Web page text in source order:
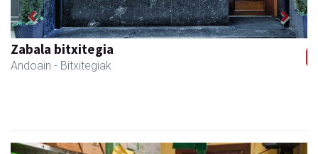
Zizurkilgo Udala
Zizurkil - Udaletxeak
Previous Next